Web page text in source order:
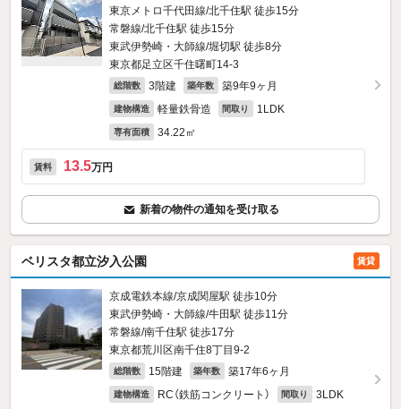
東京メトロ千代田線/北千住駅 徒歩15分
常磐線/北千住駅 徒歩15分
東武伊勢崎・大師線/堀切駅 徒歩8分
東京都足立区千住曙町14-3
総階数 3階建 築年数 築9年9ヶ月
建物構造 軽量鉄骨造 間取り 1LDK
専有面積 34.22㎡
賃料 13.5万円
新着の物件の通知を受け取る
ベリスタ都立汐入公園 賃貸
京成電鉄本線/京成関屋駅 徒歩10分
東武伊勢崎・大師線/牛田駅 徒歩11分
常磐線/南千住駅 徒歩17分
東京都荒川区南千住8丁目9-2
総階数 15階建 築年数 築17年6ヶ月
建物構造 RC（鉄筋コンクリート） 間取り 3LDK